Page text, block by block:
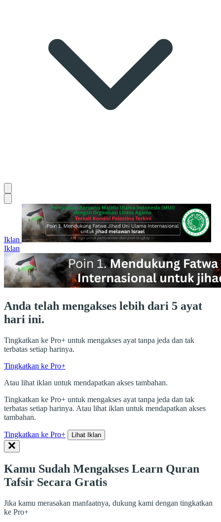
Iklan
Iklan
Anda telah mengakses lebih dari 5 ayat
hari ini.
Tingkatkan ke Pro+ untuk mengakses ayat tanpa jeda dan tak
terbatas setiap harinya.
Tingkatkan ke Pro+
Atau lihat iklan untuk mendapatkan akses tambahan.
Tingkatkan ke Pro+ untuk mengakses ayat tanpa jeda dan tak
terbatas setiap harinya. Atau lihat iklan untuk mendapatkan akses
tambahan.
Tingkatkan ke Pro+ Lihat Iklan
Kamu Sudah Mengakses Learn Quran
Tafsir Secara Gratis
Jika kamu merasakan manfaatnya, dukung kami dengan tingkatkan
ke Pro+